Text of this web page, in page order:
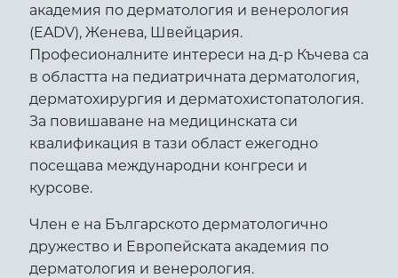
академия по дерматология и венерология
(EADV), Женева, Швейцария.
Професионалните интереси на д-р Къчева са
в областта на педиатричната дерматология,
дерматохирургия и дерматохистопатология.
За повишаване на медицинската си
квалификация в тази област ежегодно
посещава международни конгреси и
курсове.
Член е на Българското дерматологично
дружество и Европейската академия по
дерматология и венерология.